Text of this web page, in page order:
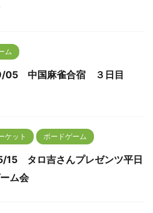
ム
05 中国麻雀合宿 ３日目
ケット ボードゲーム
タロ吉さんプレゼンツ平日
ム会